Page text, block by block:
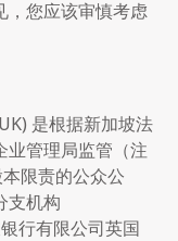
，您应该审慎考虑
是根据新加坡法
业管理局监管（注
限责的公众公
支机构
行有限公司英国